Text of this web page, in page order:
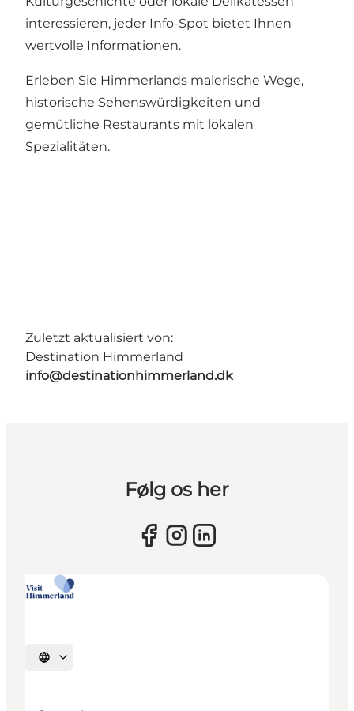
interessieren, jeder Info-Spot bietet Ihnen
wertvolle Informationen.
Erleben Sie Himmerlands malerische Wege,
historische Sehenswürdigkeiten und
gemütliche Restaurants mit lokalen
Spezialitäten.
Zuletzt aktualisiert von:
Destination Himmerland
info@destinationhimmerland.dk
Følg os her
Sprache auswählen